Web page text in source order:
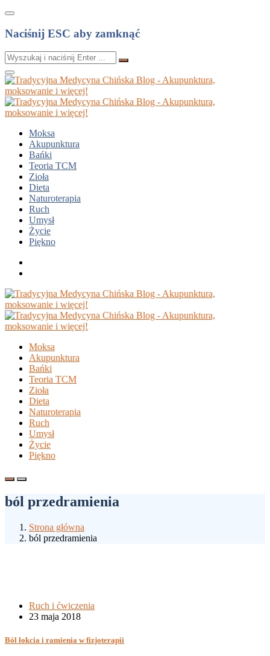
Naciśnij ESC aby zamknąć
Moksa
Akupunktura
Bańki
Teoria TCM
Zioła
Dieta
Naturoterapia
Ruch
Umysł
Życie
Piękno
Moksa
Akupunktura
Bańki
Teoria TCM
Zioła
Dieta
Naturoterapia
Ruch
Umysł
Życie
Piękno
ból przedramienia
Strona główna
ból przedramienia
Ruch i ćwiczenia
23 maja 2018
Ból łokcia i ramienia w fizjoterapii